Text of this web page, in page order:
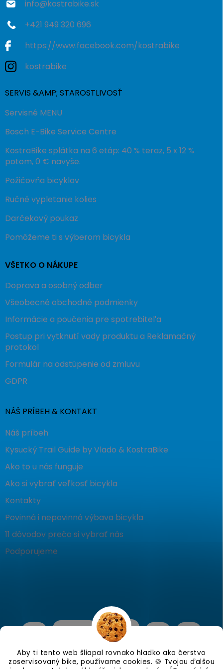
Aby ti tento web šliapal rovnako hladko ako čerstvo
zoservisovaný bike, používame cookies. 🍪 Tvojou ďalšou
info@kostrabike.sk
+421 949 320 696
https://www.facebook.com/kostrabike
kostrabike
SERVIS &AMP; STAROSTLIVOSŤ
Servisné MENU
Bosch E-Bike Service Centre
KostraBike splátka na 6 etáp: 40 % teraz, 5 x 12 %
potom, 0 € navyše.
Požičovňa bicyklov
Ručné vypletanie kolies
Darčekový poukaz
Pomôžeme ti s výberom bicykla
VŠETKO O NÁKUPE
Doprava a osobný odber
Všeobecné obchodné podmienky
Informácie a poučenia pre spotrebiteľa
Postup pri vytknutí vady produktu a Reklamačný
protokol
Formulár na odstúpenie od zmluvu
GDPR
NÁŠ PRÍBEH & KONTAKT
Náš príbeh
Kysucký Trail Guide by Vlado & KostraBike
Ako to u nás funguje
Ako si vybrať veľkosť bicykla
Kontakty
Povinná i nepovinná výbava bicykla
11 dôvodov prečo si vybrať nás
Podporujeme